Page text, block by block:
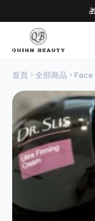
首頁 全部商品 Face